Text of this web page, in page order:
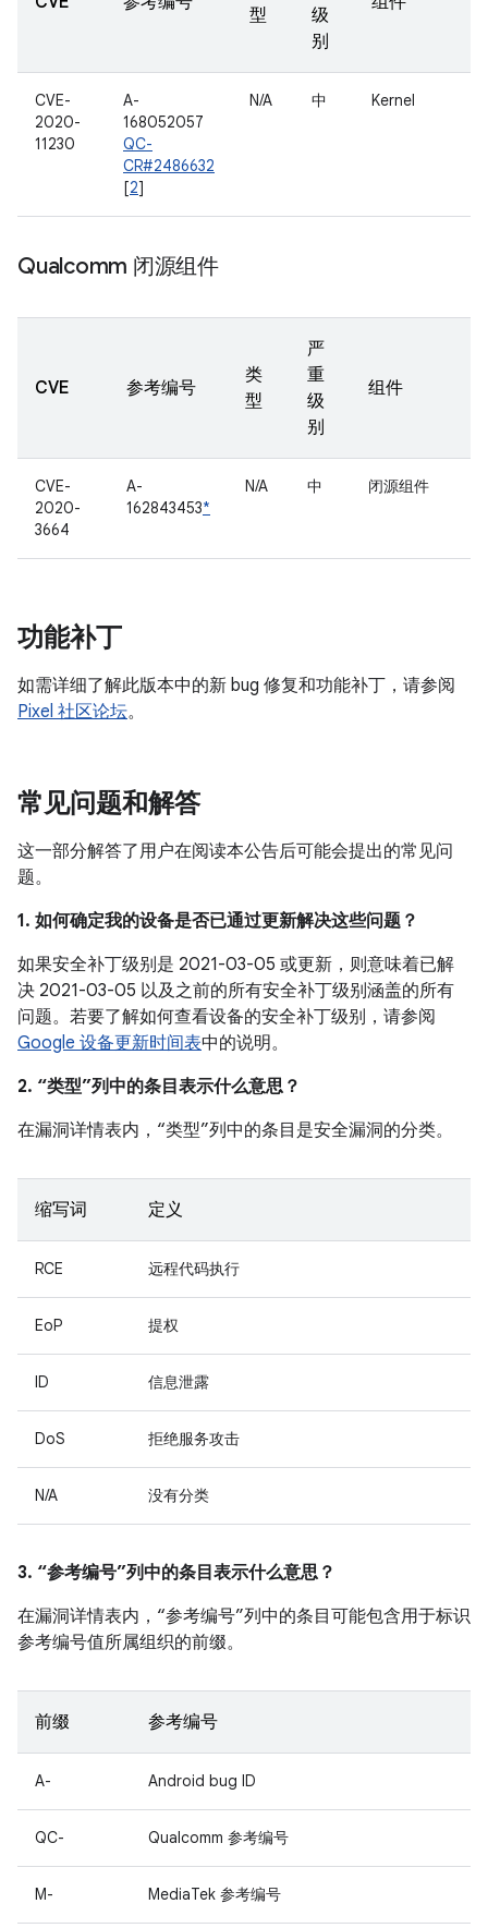
型
级
别
CVE-
2020-
11230
A-
168052057
QC-
CR#2486632
[2]
N/A 中 Kernel
Qualcomm 闭源组件
CVE 参考编号
类
型
严
重
级
别
组件
CVE-
2020-
3664
A-
162843453*
N/A 中 闭源组件
功能补丁
如需详细了解此版本中的新 bug 修复和功能补丁，请参阅
Pixel 社区论坛。
常见问题和解答
这一部分解答了用户在阅读本公告后可能会提出的常见问
题。
1. 如何确定我的设备是否已通过更新解决这些问题？
如果安全补丁级别是 2021-03-05 或更新，则意味着已解
决 2021-03-05 以及之前的所有安全补丁级别涵盖的所有
问题。若要了解如何查看设备的安全补丁级别，请参阅
Google 设备更新时间表中的说明。
2. “类型”列中的条目表示什么意思？
在漏洞详情表内，“类型”列中的条目是安全漏洞的分类。
缩写词 定义
RCE 远程代码执行
EoP 提权
ID 信息泄露
DoS 拒绝服务攻击
N/A 没有分类
3. “参考编号”列中的条目表示什么意思？
在漏洞详情表内，“参考编号”列中的条目可能包含用于标识
参考编号值所属组织的前缀。
前缀 参考编号
A- Android bug ID
QC- Qualcomm 参考编号
M- MediaTek 参考编号